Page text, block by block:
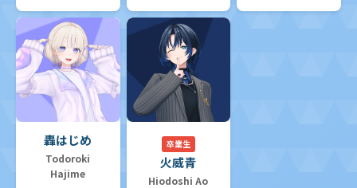
轟はじめ
Todoroki
Hajime
卒業生
火威青
Hiodoshi Ao